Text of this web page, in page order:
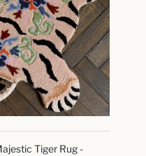
SNELLE
BLIK
Tiger Rug -